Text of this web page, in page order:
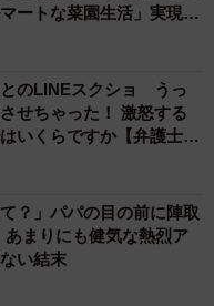
トな菜園生活」実現な
のLINEスクショ うっ
せちゃった！ 激怒する
いくらですか【弁護士が
？」パパの目の前に陣取
まりにも健気な熱烈ア
い結末